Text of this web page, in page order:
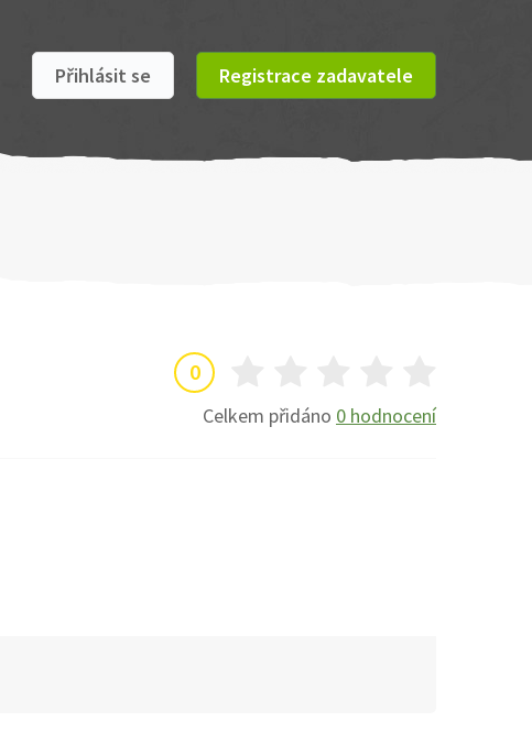
Přihlásit se Registrace zadavatele
0
Celkem přidáno 0 hodnocení